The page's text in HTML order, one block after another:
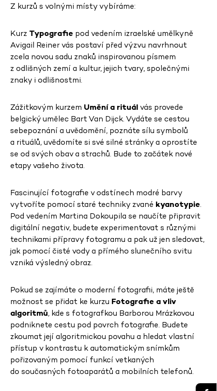
Z kurzů s volnými místy vybíráme:
Kurz Typografie pod vedením izraelské umělkyně
Avigail Reiner vás postaví před výzvu navrhnout
zcela novou sadu znaků inspirovanou písmem
z odlišných zemí a kultur, jejich tvary, společnými
znaky i odlišnostmi.
Zážitkovým kurzem Umění a rituálvás provede
belgický umělec Bart Van Dijck. Vydáte se cestou
sebepoznání a uvědomění, poznáte sílu symbolů
a rituálů, uvědomíte si své silné stránky a oprostíte
se od svých obav a strachů. Bude to začátek nové
etapy vašeho života.
Fascinující fotografie v odstínech modré barvy
vytvoříte pomocí staré techniky zvané kyanotypie.
Pod vedením Martina Dokoupila se naučíte připravit
digitální negativ, budete experimentovat s různými
technikami přípravy fotogramu a pak už jen sledovat,
jak pomocí čisté vody a přímého slunečního svitu
vzniká výsledný obraz.
Pokud se zajímáte o moderní fotografii, máte ještě
možnost se přidat ke kurzu Fotografie a vliv
algoritmů, kde s fotografkou Barborou Mrázkovou
podniknete cestu pod povrch fotografie. Budete
zkoumat její algoritmickou povahu a hledat vlastní
přístup v kontrastu k automatickým snímkům
pořizovaným pomocí funkcí vetkaných
do současných fotoaparátů a mobilních telefonů.